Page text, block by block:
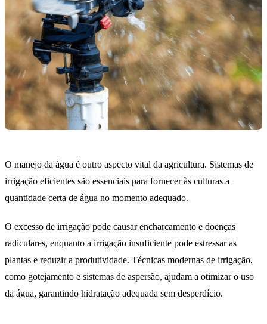
O manejo da água é outro aspecto vital da agricultura. Sistemas de
irrigação eficientes são essenciais para fornecer às culturas a
quantidade certa de água no momento adequado.
O excesso de irrigação pode causar encharcamento e doenças
radiculares, enquanto a irrigação insuficiente pode estressar as
plantas e reduzir a produtividade. Técnicas modernas de irrigação,
como gotejamento e sistemas de aspersão, ajudam a otimizar o uso
da água, garantindo hidratação adequada sem desperdício.